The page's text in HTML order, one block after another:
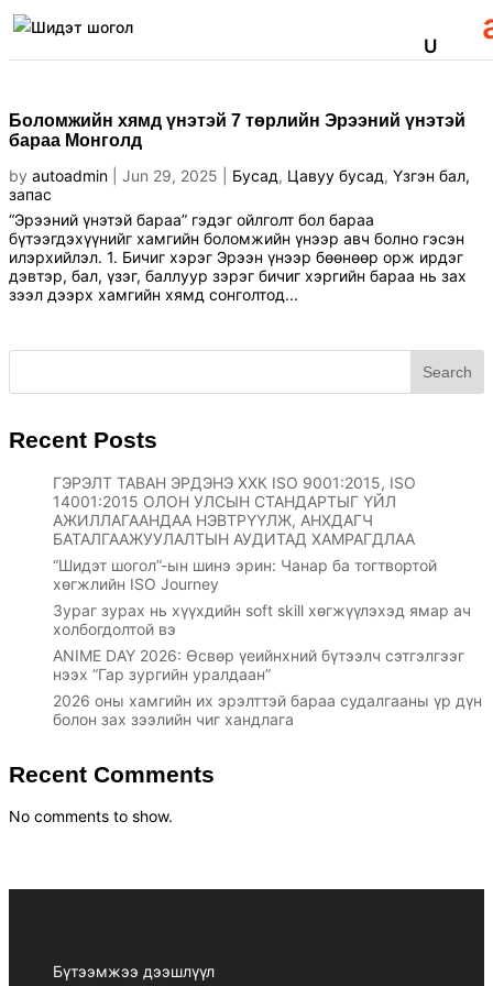
Боломжийн хямд үнэтэй 7 төрлийн Эрээний үнэтэй
бараа Монголд
by autoadmin Jun 29, 2025 Бусад, Цавуу бусад, Үзгэн бал,
запас
“Эрээний үнэтэй бараа” гэдэг ойлголт бол бараа
бүтээгдэхүүнийг хамгийн боломжийн үнээр авч болно гэсэн
илэрхийлэл. 1. Бичиг хэрэг Эрээн үнээр бөөнөөр орж ирдэг
дэвтэр, бал, үзэг, баллуур зэрэг бичиг хэргийн бараа нь зах
зээл дээрх хамгийн хямд сонголтод...
Search
Recent Posts
ГЭРЭЛТ ТАВАН ЭРДЭНЭ ХХК ISO 9001:2015, ISO
14001:2015 ОЛОН УЛСЫН СТАНДАРТЫГ ҮЙЛ
АЖИЛЛАГААНДАА НЭВТРҮҮЛЖ, АНХДАГЧ
БАТАЛГААЖУУЛАЛТЫН АУДИТАД ХАМРАГДЛАА
“Шидэт шогол”-ын шинэ эрин: Чанар ба тогтвортой
хөгжлийн ISO Journey
Зураг зурах нь хүүхдийн soft skill хөгжүүлэхэд ямар ач
холбогдолтой вэ
ANIME DAY 2026: Өсвөр үеийнхний бүтээлч сэтгэлгээг
нээх “Гар зургийн уралдаан”
2026 оны хамгийн их эрэлттэй бараа судалгааны үр дүн
болон зах зээлийн чиг хандлага
Recent Comments
No comments to show.
Бүтээмжээ дээшлүүл